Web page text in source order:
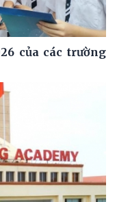
của các trường